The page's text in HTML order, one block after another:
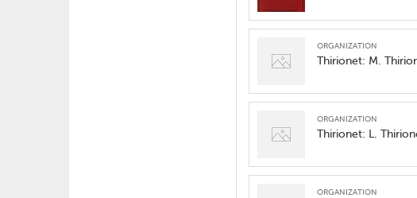
organization
Thirionet: M.
organization
Thirionet: L.
organization